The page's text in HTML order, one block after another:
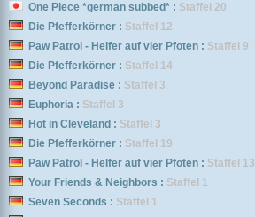
One Piece *german subbed* : Staffel 20
Die Pfefferkörner : Staffel 12
Paw Patrol - Helfer auf vier Pfoten : Staffel 9
Die Pfefferkörner : Staffel 14
Beyond Paradise : Staffel 3
Euphoria : Staffel 3
Hot in Cleveland : Staffel 3
Die Pfefferkörner : Staffel 19
Paw Patrol - Helfer auf vier Pfoten : Staffel 13
Your Friends & Neighbors : Staffel 1
Seven Seconds : Staffel 1